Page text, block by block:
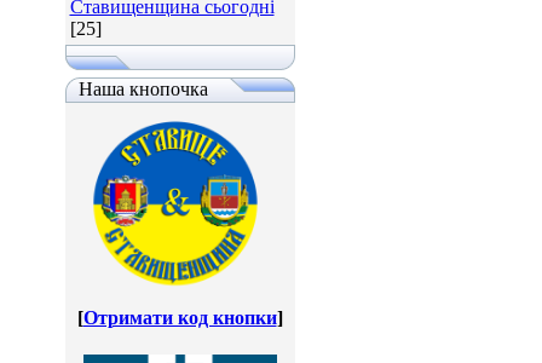
Ставищенщина сьогодні
[25]
Наша кнопочка
[Отримати код кнопки]